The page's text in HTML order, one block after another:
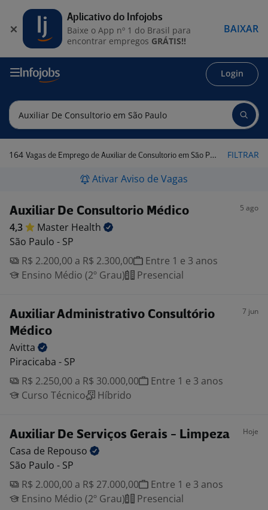
Login
164 Vagas de Emprego de Auxiliar de Consultorio em São Paulo FILTRAR
Ativar Aviso de Vagas
Auxiliar De Consultorio Médico 5 ago
4,3 Master Health
São Paulo - SP
R$ 2.200,00 a R$ 2.300,00
Entre 1 e 3 anos
Ensino Médio (2º Grau)
Presencial
Auxiliar Administrativo Consultório
Médico
7 jun
Avitta
Piracicaba - SP
R$ 2.250,00 a R$ 30.000,00
Entre 1 e 3 anos
Curso Técnico
Híbrido
Auxiliar De Serviços Gerais - Limpeza Hoje
Casa de Repouso
São Paulo - SP
R$ 2.000,00 a R$ 27.000,00
Entre 1 e 3 anos
Ensino Médio (2º Grau)
Presencial
Aplicativo do Infojobs
Baixe o App nº 1 do Brasil para
encontrar empregos GRÁTIS!!
BAIXAR